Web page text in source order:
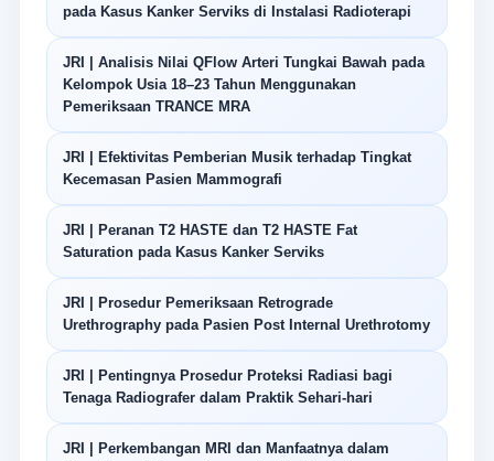
pada Kasus Kanker Serviks di Instalasi Radioterapi
JRI | Analisis Nilai QFlow Arteri Tungkai Bawah pada
Kelompok Usia 18–23 Tahun Menggunakan
Pemeriksaan TRANCE MRA
JRI | Efektivitas Pemberian Musik terhadap Tingkat
Kecemasan Pasien Mammografi
JRI | Peranan T2 HASTE dan T2 HASTE Fat
Saturation pada Kasus Kanker Serviks
JRI | Prosedur Pemeriksaan Retrograde
Urethrography pada Pasien Post Internal Urethrotomy
JRI | Pentingnya Prosedur Proteksi Radiasi bagi
Tenaga Radiografer dalam Praktik Sehari-hari
JRI | Perkembangan MRI dan Manfaatnya dalam